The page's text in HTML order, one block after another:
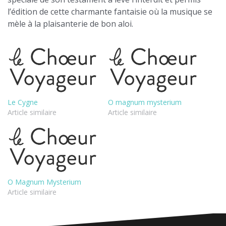
l’édition de cette charmante fantaisie où la musique se
mèle à la plaisanterie de bon aloi.
Le Cygne
Article similaire
O magnum mysterium
Article similaire
O Magnum Mysterium
Article similaire